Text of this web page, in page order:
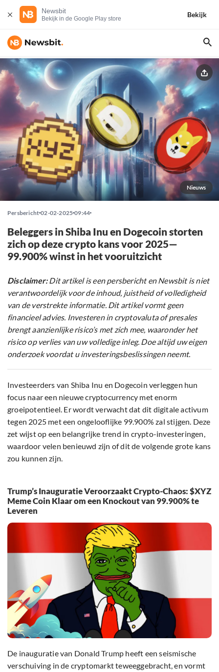
Newsbit
Bekijk in de Google Play store
Bekijk
Nieuws
Persbericht 02-02-2025 09:44
Beleggers in Shiba Inu en Dogecoin storten
zich op deze crypto kans voor 2025—
99.900% winst in het vooruitzicht
Disclaimer:Dit artikel is een persbericht en Newsbit is niet
verantwoordelijk voor de inhoud, juistheid of volledigheid
van de verstrekte informatie. Dit artikel vormt geen
financieel advies. Investeren in cryptovaluta of presales
brengt aanzienlijke risico’s met zich mee, waaronder het
risico op verlies van uw volledige inleg. Doe altijd uw eigen
onderzoek voordat u investeringsbeslissingen neemt.
Investeerders van Shiba Inu en Dogecoin verleggen hun
focus naar een nieuwe cryptocurrency met enorm
groeipotentieel. Er wordt verwacht dat dit digitale activum
tegen 2025 met een ongelooflijke 99.900% zal stijgen. Deze
zet wijst op een belangrijke trend in crypto-investeringen,
waardoor velen benieuwd zijn of dit de volgende grote kans
zou kunnen zijn.
Trump’s Inauguratie Veroorzaakt Crypto-Chaos: $XYZ
Meme Coin Klaar om een Knockout van 99.900% te
Leveren
De inauguratie van Donald Trump heeft een seismische
verschuiving in de cryptomarkt teweeggebracht, en vormt